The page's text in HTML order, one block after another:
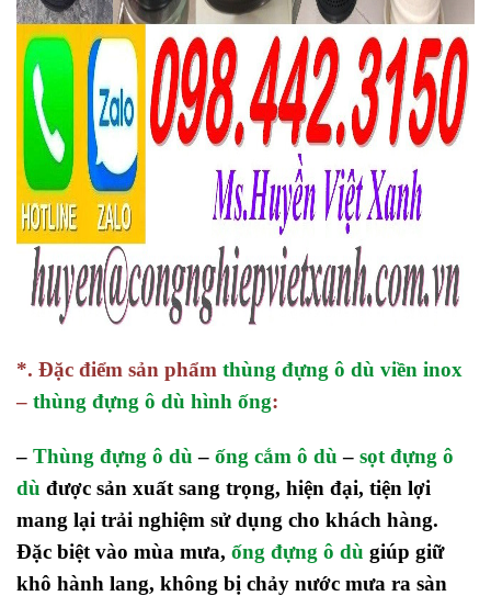
*. Đặc điểm sản phẩm thùng đựng ô dù viền inox
– thùng đựng ô dù hình ống:
– Thùng đựng ô dù – ống cắm ô dù – sọt đựng ô
dù được sản xuất sang trọng, hiện đại, tiện lợi
mang lại trải nghiệm sử dụng cho khách hàng.
Đặc biệt vào mùa mưa, ống đựng ô dù giúp giữ
khô hành lang, không bị chảy nước mưa ra sàn